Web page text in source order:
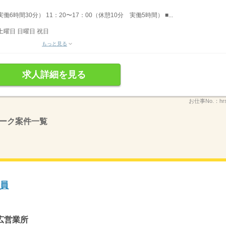
6時間30分） 11：20〜17：00（休憩10分 実働5時間） ■...
曜日 日曜日 祝日
もっと見る
求人詳細を見る
お仕事No.：
ク案件一覧
営業所